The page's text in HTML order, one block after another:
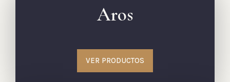
Aros
VER PRODUCTOS